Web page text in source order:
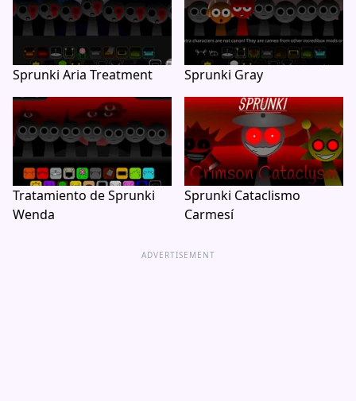
Sprunki Aria Treatment Sprunki Gray
Tratamiento de Sprunki
Wenda
Sprunki Cataclismo
Carmesí
ADVERTISEMENT